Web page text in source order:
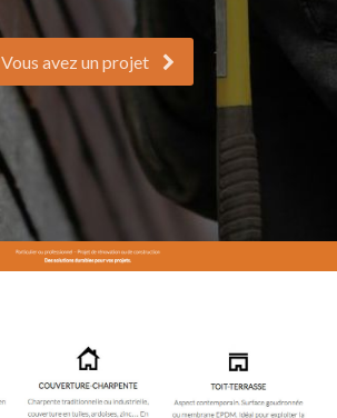
Vous avez un projet